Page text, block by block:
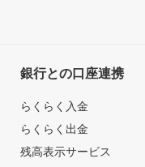
銀行との口座連携
らくらく入金
らくらく出金
残高表示サービス